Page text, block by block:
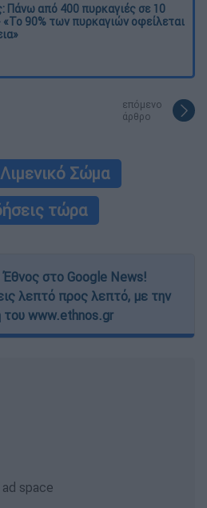
Πάνω από 400 πυρκαγιές σε 10
«Το 90% των πυρκαγιών οφείλεται
επόμενο
άρθρο
Λιμενικό Σώμα
τώρα
στο Google News!
λεπτό προς λεπτό, με την
του www.ethnos.gr